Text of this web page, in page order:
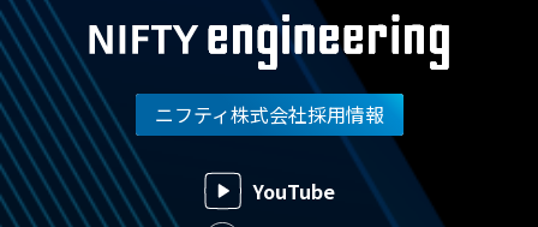
ニフティ株式会社採用情報
YouTube